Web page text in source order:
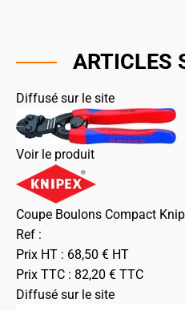
ARTICLES
Diffusé sur le site
Voir le produit
Coupe Boulons Compact
Ref :
Prix HT : 68,50 € HT
Prix TTC : 82,20 € TTC
Diffusé sur le site